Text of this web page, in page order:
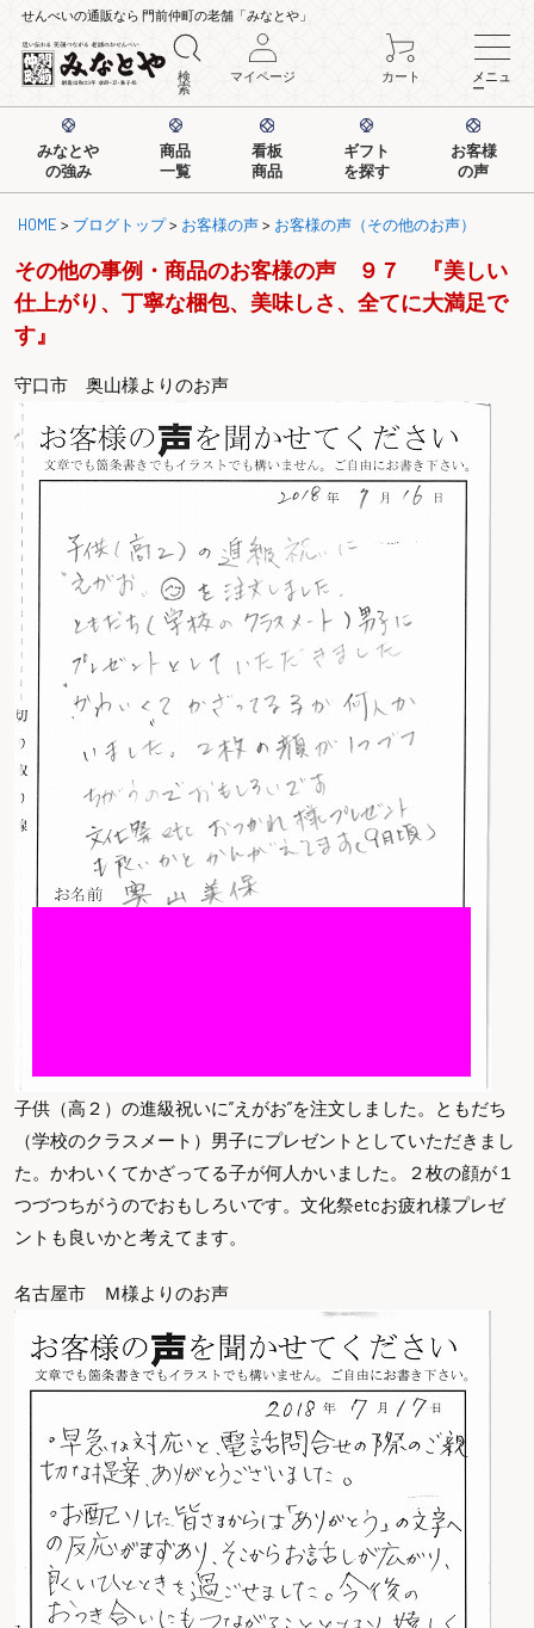
せんべいの通販なら 門前仲町の老舗「みなとや」
検
索
マイページ カート メニュ
ー
みなとや
の強み
商品
一覧
看板
商品
ギフト
を探す
お客様
の声
HOME > ブログトップ> お客様の声> お客様の声（その他のお声）
その他の事例・商品のお客様の声 ９７ 『美しい
仕上がり、丁寧な梱包、美味しさ、全てに大満足で
す』
守口市 奥山様よりのお声
子供（高２）の進級祝いに”えがお”を注文しました。ともだち
（学校のクラスメート）男子にプレゼントとしていただきまし
た。かわいくてかざってる子が何人かいました。２枚の顔が１
つづつちがうのでおもしろいです。文化祭etcお疲れ様プレゼ
ントも良いかと考えてます。
名古屋市 Ｍ様よりのお声